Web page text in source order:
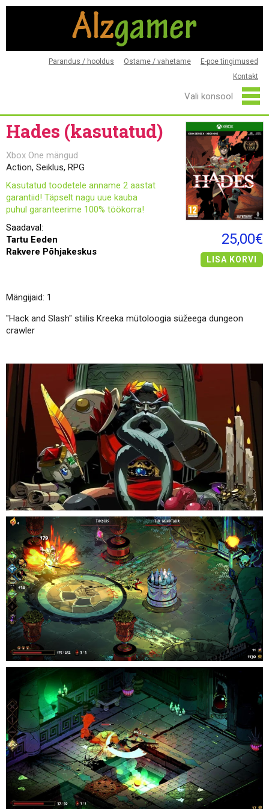
Parandus / hooldus Ostame / vahetame
E-poe tingimused
Kontakt
Hades (kasutatud)
Xbox One mängud
Action, Seiklus, RPG
Kasutatud toodetele anname 2 aastat
garantiid! Täpselt nagu uue kauba
puhul garanteerime 100% töökorra!
Saadaval:
Tartu Eeden
Rakvere Põhjakeskus
25,00€
LISA KORVI
Mängijaid: 1
"Hack and Slash" stiilis Kreeka mütoloogia süžeega dungeon
crawler